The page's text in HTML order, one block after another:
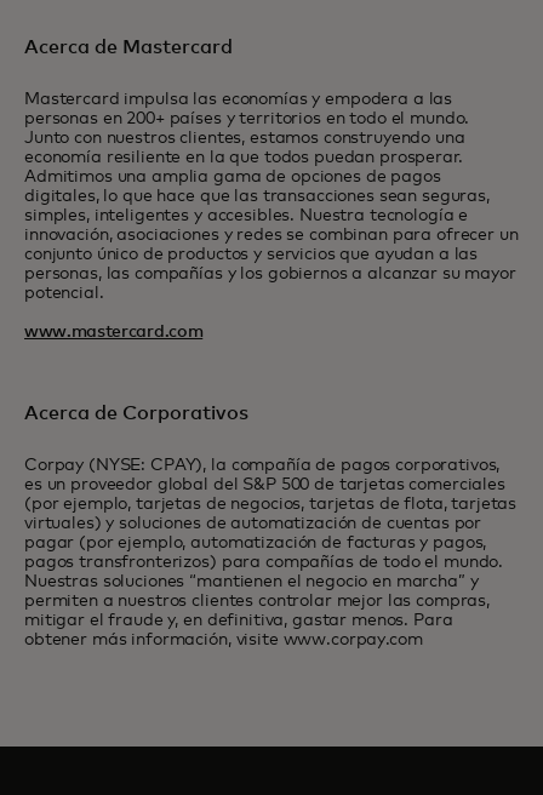
Acerca de Mastercard
Mastercard impulsa las economías y empodera a las
personas en 200+ países y territorios en todo el mundo.
Junto con nuestros clientes, estamos construyendo una
economía resiliente en la que todos puedan prosperar.
Admitimos una amplia gama de opciones de pagos
digitales, lo que hace que las transacciones sean seguras,
simples, inteligentes y accesibles. Nuestra tecnología e
innovación, asociaciones y redes se combinan para ofrecer un
conjunto único de productos y servicios que ayudan a las
personas, las compañías y los gobiernos a alcanzar su mayor
potencial.
www.mastercard.com
Acerca de Corporativos
Corpay (NYSE: CPAY), la compañía de pagos corporativos,
es un proveedor global del S&P 500 de tarjetas comerciales
(por ejemplo, tarjetas de negocios, tarjetas de flota, tarjetas
virtuales) y soluciones de automatización de cuentas por
pagar (por ejemplo, automatización de facturas y pagos,
pagos transfronterizos) para compañías de todo el mundo.
Nuestras soluciones “mantienen el negocio en marcha” y
permiten a nuestros clientes controlar mejor las compras,
mitigar el fraude y, en definitiva, gastar menos. Para
obtener más información, visite www.corpay.com